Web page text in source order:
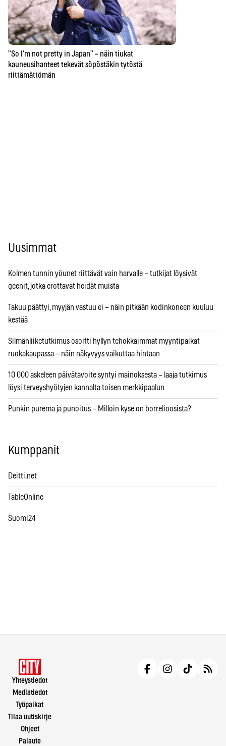
”So I’m not pretty in Japan” – näin tiukat
kauneusihanteet tekevät söpöstäkin tytöstä
riittämättömän
Uusimmat
Kolmen tunnin yöunet riittävät vain harvalle – tutkijat löysivät
geenit, jotka erottavat heidät muista
Takuu päättyi, myyjän vastuu ei – näin pitkään kodinkoneen kuuluu
kestää
Silmänliiketutkimus osoitti hyllyn tehokkaimmat myyntipaikat
ruokakaupassa – näin näkyvyys vaikuttaa hintaan
10 000 askeleen päivätavoite syntyi mainoksesta – laaja tutkimus
löysi terveyshyötyjen kannalta toisen merkkipaalun
Punkin purema ja punoitus – Milloin kyse on borrelioosista?
Kumppanit
Deitti.net
TableOnline
Suomi24
Yhteystiedot
Mediatiedot
Työpaikat
Tilaa uutiskirje
Ohjeet
Palaute